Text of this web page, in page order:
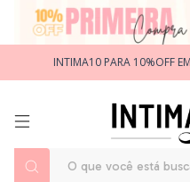
INTIMA10 PARA 10%OFF